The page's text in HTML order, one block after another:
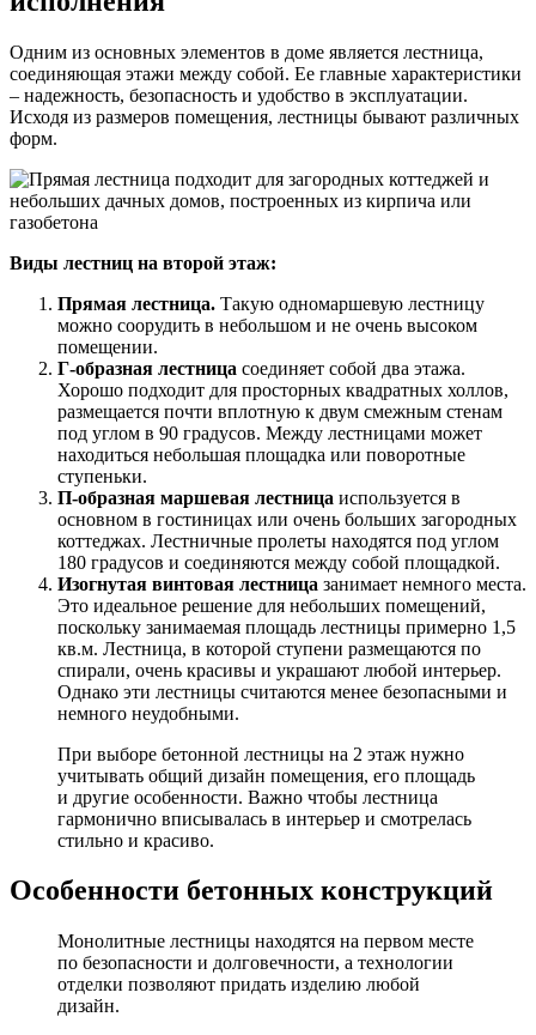
Одним из основных элементов в доме является лестница,
соединяющая этажи между собой. Ее главные характеристики
– надежность, безопасность и удобство в эксплуатации.
Исходя из размеров помещения, лестницы бывают различных
форм.
Виды лестниц на второй этаж:
Прямая лестница. Такую одномаршевую лестницу
можно соорудить в небольшом и не очень высоком
помещении.
Г-образная лестница соединяет собой два этажа.
Хорошо подходит для просторных квадратных холлов,
размещается почти вплотную к двум смежным стенам
под углом в 90 градусов. Между лестницами может
находиться небольшая площадка или поворотные
ступеньки.
П-образная маршевая лестница используется в
основном в гостиницах или очень больших загородных
коттеджах. Лестничные пролеты находятся под углом
180 градусов и соединяются между собой площадкой.
Изогнутая винтовая лестница занимает немного места.
Это идеальное решение для небольших помещений,
поскольку занимаемая площадь лестницы примерно 1,5
кв.м. Лестница, в которой ступени размещаются по
спирали, очень красивы и украшают любой интерьер.
Однако эти лестницы считаются менее безопасными и
немного неудобными.
При выборе бетонной лестницы на 2 этаж нужно
учитывать общий дизайн помещения, его площадь
и другие особенности. Важно чтобы лестница
гармонично вписывалась в интерьер и смотрелась
стильно и красиво.
Особенности бетонных конструкций
Монолитные лестницы находятся на первом месте
по безопасности и долговечности, а технологии
отделки позволяют придать изделию любой
дизайн.